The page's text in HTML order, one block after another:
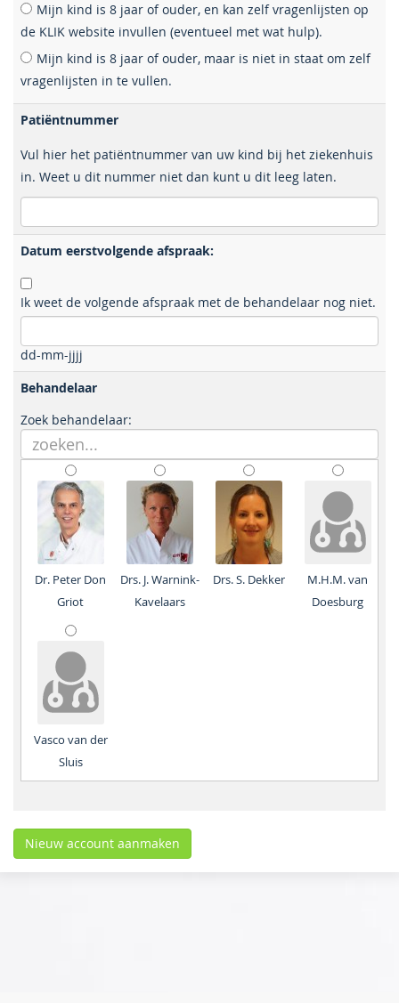
Mijn kind is 8 jaar of ouder, en kan zelf vragenlijsten op
de KLIK website invullen (eventueel met wat hulp).
Mijn kind is 8 jaar of ouder, maar is niet in staat om zelf
vragenlijsten in te vullen.
Patiëntnummer
Vul hier het patiëntnummer van uw kind bij het ziekenhuis
in. Weet u dit nummer niet dan kunt u dit leeg laten.
Datum eerstvolgende afspraak:
Ik weet de volgende afspraak met de behandelaar nog niet.
dd-mm-jjjj
Behandelaar
Zoek behandelaar:
Dr. Peter Don
Griot
Drs. J. Warnink-
Kavelaars
Drs. S. Dekker
M.H.M. van
Doesburg
Vasco van der
Sluis